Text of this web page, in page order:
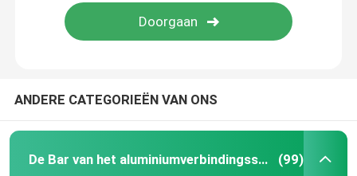
ANDERE CATEGORIEËN VAN ONS
De Bar van het aluminiumverbindingsstuk (99)